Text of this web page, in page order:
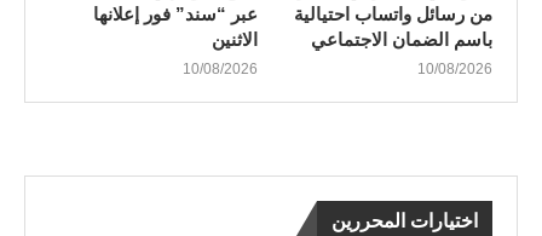
من رسائل واتساب احتيالية
باسم الضمان الاجتماعي
10/08/2026
عبر “سند” فور إعلانها
الاثنين
10/08/2026
اختيارات المحررين